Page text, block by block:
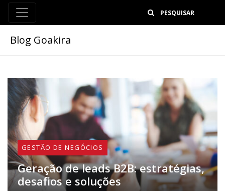
Blog Goakira
GESTÃO DE NEGÓCIOS
Geração de leads B2B: estratégias,
desafios e soluções